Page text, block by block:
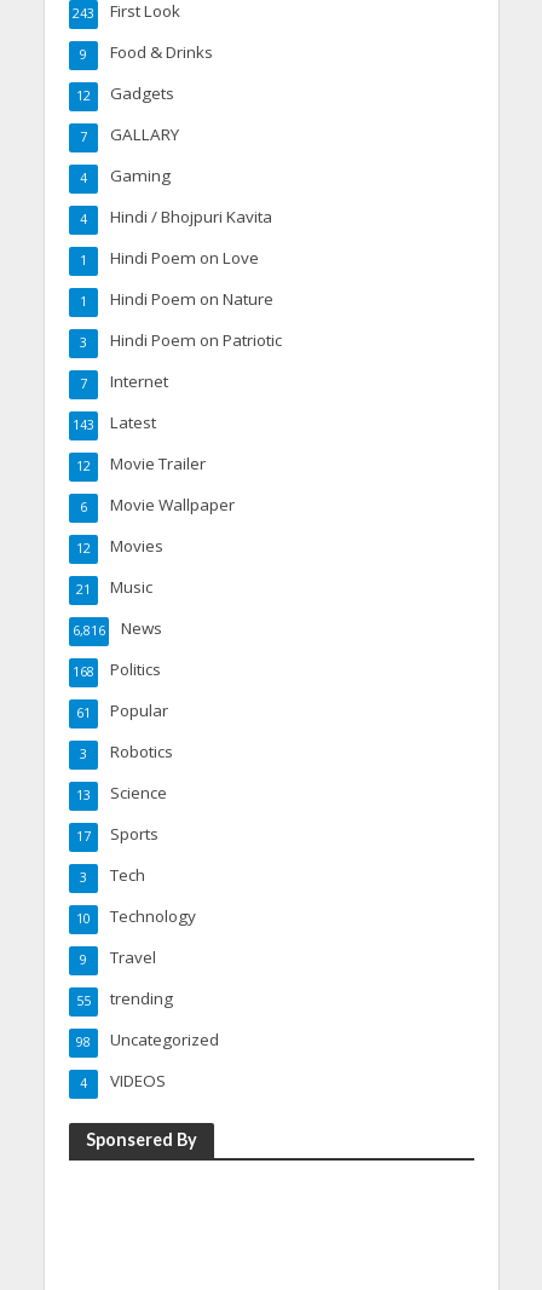
First Look
243
Food & Drinks
9
Gadgets
12
GALLARY
7
Gaming
4
Hindi / Bhojpuri Kavita
4
Hindi Poem on Love
1
Hindi Poem on Nature
1
Hindi Poem on Patriotic
3
Internet
7
Latest
143
Movie Trailer
12
Movie Wallpaper
6
Movies
12
Music
21
News
6,816
Politics
168
Popular
61
Robotics
3
Science
13
Sports
17
Tech
3
Technology
10
Travel
9
trending
55
Uncategorized
98
VIDEOS
4
Sponsered By